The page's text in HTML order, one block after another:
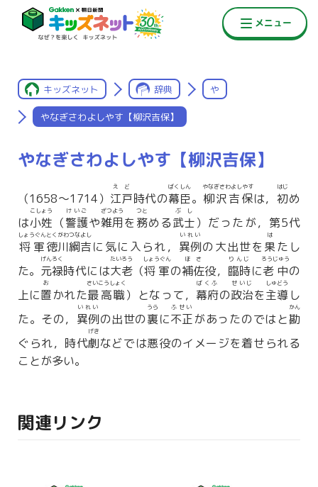
キッズネット 辞典 や
やなぎさわよしやす【柳沢吉保】
やなぎさわよしやす【柳沢吉保】
（1658〜1714） 江戸
えど
時代の幕臣
ばくしん
。 柳沢吉保
やなぎさわよしやす
は， 初
はじ
め
は小姓
こしょう
（警護
けいご
や雑用
ざつよう
を 務
つと
める武士
ぶし
）だったが，第5代
将軍
しょうぐん
徳川綱吉
とくがわつなよし
に気に入られ， 異例
いれい
の大出世を 果
は
たし
た。 元禄
げんろく
時代には大老
たいろう
（将軍
しょうぐん
の補佐
ほさ
役， 臨時
りんじ
に老中
ろうじゅう
の
上に置
お
かれた最高職
さいこうしょく
）となって， 幕府
ばくふ
の政治
せいじ
を主導
しゅどう
し
た。その， 異例
いれい
の出世の裏
うら
に不正
ふせい
があったのではと勘
かん
ぐられ，時代劇
げき
などでは悪役のイメージを着せられる
ことが多い。
関連リンク